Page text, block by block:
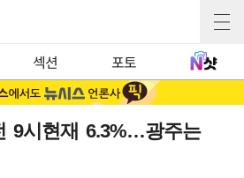
섹션 포토
9시현재 6.3%…광주는